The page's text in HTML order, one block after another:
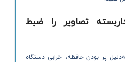
تصاویر را ضبط
پر بودن حافظه، خرابی دستگاه